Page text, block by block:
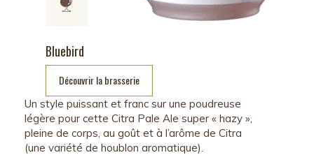
Bluebird
Découvrir la brasserie
Un style puissant et franc sur une poudreuse
légère pour cette Citra Pale Ale super « hazy »,
pleine de corps, au goût et à l’arôme de Citra
(une variété de houblon aromatique).